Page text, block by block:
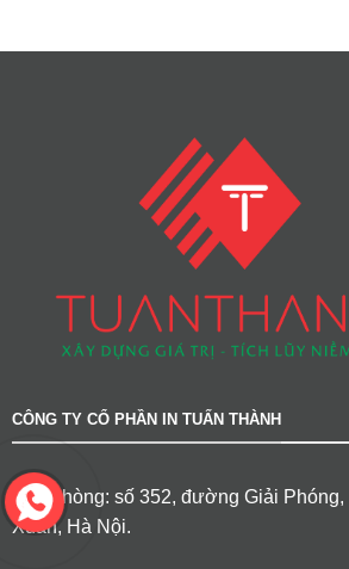
CÔNG TY CỔ PHẦN IN TUẤN THÀNH
Văn phòng: số 352, đường Giải
Xuân, Hà Nội.